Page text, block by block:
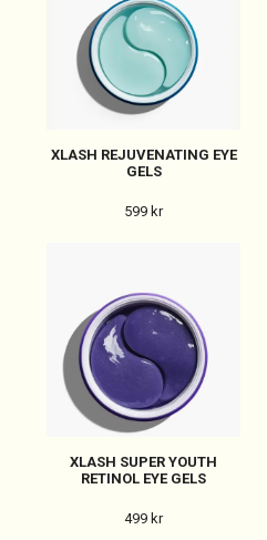
XLASH REJUVENATING EYE
GELS
599 kr
XLASH SUPER YOUTH
RETINOL EYE GELS
499 kr